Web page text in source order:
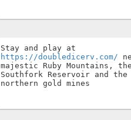
https://doubledicerv.com/
majestic Ruby Mountains, the
Southfork Reservoir and
northern gold mines